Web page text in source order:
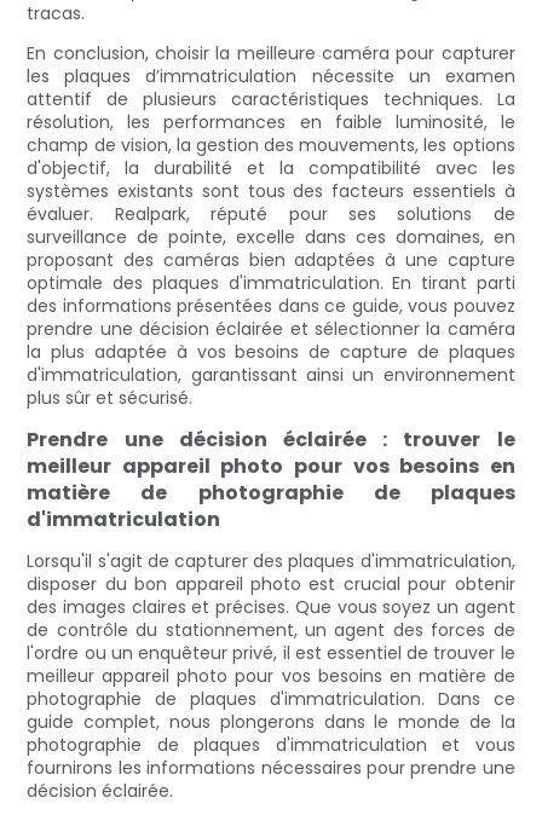
tracas.
En conclusion, choisir la meilleure caméra pour capturer
les plaques d’immatriculation nécessite un examen
attentif de plusieurs caractéristiques techniques. La
résolution, les performances en faible luminosité, le
champ de vision, la gestion des mouvements, les options
d'objectif, la durabilité et la compatibilité avec les
systèmes existants sont tous des facteurs essentiels à
évaluer. Realpark, réputé pour ses solutions de
surveillance de pointe, excelle dans ces domaines, en
proposant des caméras bien adaptées à une capture
optimale des plaques d'immatriculation. En tirant parti
des informations présentées dans ce guide, vous pouvez
prendre une décision éclairée et sélectionner la caméra
la plus adaptée à vos besoins de capture de plaques
d'immatriculation, garantissant ainsi un environnement
plus sûr et sécurisé.
Prendre une décision éclairée : trouver le
meilleur appareil photo pour vos besoins en
matière de photographie de plaques
d'immatriculation
Lorsqu'il s'agit de capturer des plaques d'immatriculation,
disposer du bon appareil photo est crucial pour obtenir
des images claires et précises. Que vous soyez un agent
de contrôle du stationnement, un agent des forces de
l'ordre ou un enquêteur privé, il est essentiel de trouver le
meilleur appareil photo pour vos besoins en matière de
photographie de plaques d'immatriculation. Dans ce
guide complet, nous plongerons dans le monde de la
photographie de plaques d'immatriculation et vous
fournirons les informations nécessaires pour prendre une
décision éclairée.